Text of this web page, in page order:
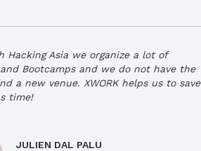
Hacking Asia we organize a lot of
Bootcamps and we do not have the
a new venue. XWORK helps us to save
time!
JULIEN DAL PALU